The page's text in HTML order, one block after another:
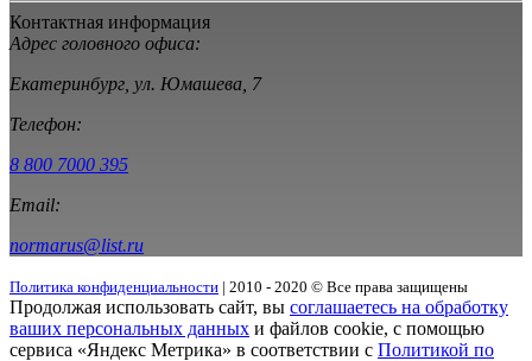
Контактная информация
Адрес головного офиса:
Екатеринбург, ул. Юмашева, 7
Телефон:
8 800 7000 395
Email:
normarus@list.ru
Политика конфиденциальности | 2010 - 2020 © Все права защищены
Продолжая использовать сайт, вы соглашаетесь на обработку
ваших персональных данных и файлов cookie, с помощью
сервиса «Яндекс Метрика» в соответствии с Политикой по